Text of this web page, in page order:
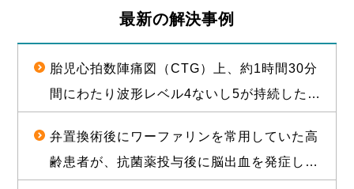
最新の解決事例
胎児心拍数陣痛図（CTG）上、約1時間30分
間にわたり波形レベル4ないし5が持続した後
について、1億2000万円（産科医療補償制度
補償金既払金を含む）で訴訟上の和解が成立
弁置換術後にワーファリンを常用していた高
齢患者が、抗菌薬投与後に脳出血を発症し常